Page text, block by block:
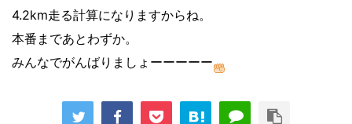
4.2km走る計算になりますからね。
本番まであとわずか。
みんなでがんばりましょーーーーー